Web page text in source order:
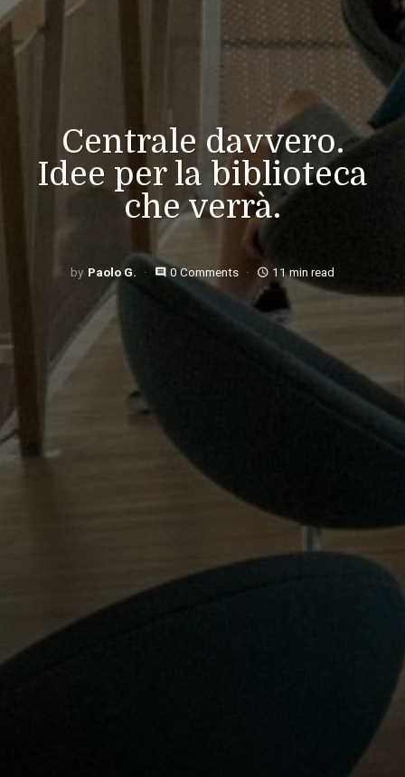
Centrale davvero.
Idee per la biblioteca
che verrà.
Paolo G. comment 0 Comments access_time 11 min read